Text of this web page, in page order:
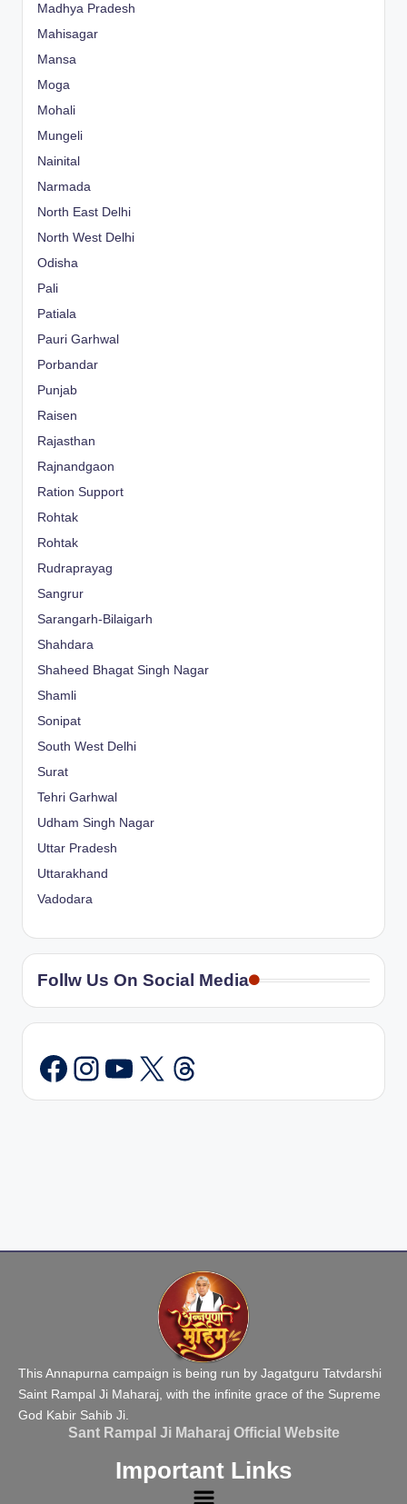
Madhya Pradesh
Mahisagar
Mansa
Moga
Mohali
Mungeli
Nainital
Narmada
North East Delhi
North West Delhi
Odisha
Pali
Patiala
Pauri Garhwal
Porbandar
Punjab
Raisen
Rajasthan
Rajnandgaon
Ration Support
Rohtak
Rohtak
Rudraprayag
Sangrur
Sarangarh-Bilaigarh
Shahdara
Shaheed Bhagat Singh Nagar
Shamli
Sonipat
South West Delhi
Surat
Tehri Garhwal
Udham Singh Nagar
Uttar Pradesh
Uttarakhand
Vadodara
Follw Us On Social Media
Instagram
YouTube
X Threads
This Annapurna campaign is being run by Jagatguru Tatvdarshi
Saint Rampal Ji Maharaj, with the infinite grace of the Supreme
God Kabir Sahib Ji.
Sant Rampal Ji Maharaj Official Website
Important Links